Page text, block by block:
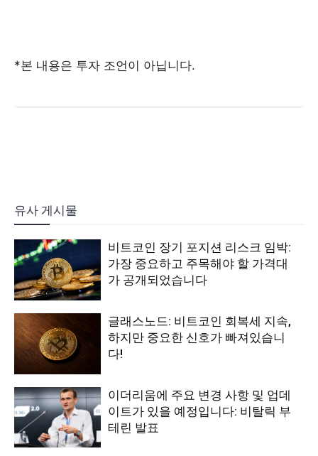
*본 내용은 투자 조언이 아닙니다.
유사 게시물
비트코인 장기 포지션 리스크 임박:
가장 중요하고 주목해야 할 가격대
가 공개되었습니다
글래스노드: 비트코인 회복세 지속,
하지만 중요한 신호가 빠져있습니
다!
이더리움에 주요 변경 사항 및 업데
이트가 있을 예정입니다: 비탈릭 부
테린 발표